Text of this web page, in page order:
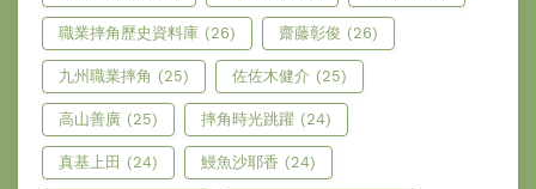
職業摔角歷史資料庫 (26) 齋藤彰俊 (26)
九州職業摔角 (25) 佐佐木健介 (25)
高山善廣 (25) 摔角時光跳躍 (24)
真基上田 (24) 鰻魚沙耶香 (24)